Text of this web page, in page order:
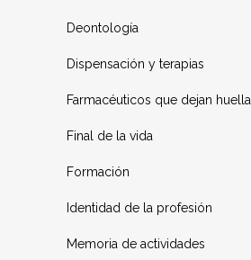
Deontología
Dispensación y terapias
Farmacéuticos que dejan huella
Final de la vida
Formación
Identidad de la profesión
Memoria de actividades